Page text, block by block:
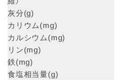
灰分(g)
カリウム(mg)
カルシウム(mg)
リン(mg)
鉄(mg)
食塩相当量(g)